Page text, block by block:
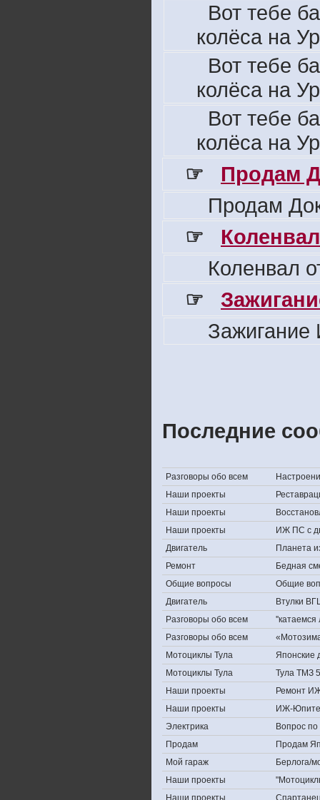
Вот тебе
колёса на
Вот тебе
колёса на
Вот тебе
колёса на
☞
Продам
Продам
☞
Коленвал
☞
Последние
Разговоры обо всем
Наши проекты
Наши проекты
Наши проекты
ИЖ ПС с
Двигатель
Планета
Ремонт
Бедная
Общие вопросы
Общие
Двигатель
Втулки
Разговоры обо всем
Разговоры обо всем
Мотоциклы Тула
Японские
Мотоциклы Тула
Тула ТМЗ
Наши проекты
Ремонт
Наши проекты
ИЖ-
Электрика
Вопрос по
Продам
Продам
Мой гараж
Берлога/
Наши проекты
Наши проекты